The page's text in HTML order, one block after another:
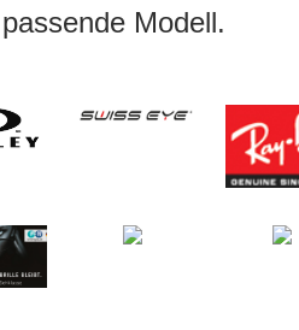
passende Modell.